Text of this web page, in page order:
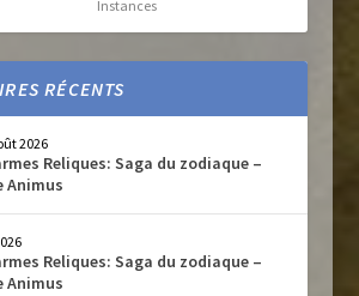
Instances
RÉCENTS
2026
Reliques: Saga du zodiaque –
Animus
Reliques: Saga du zodiaque –
Animus